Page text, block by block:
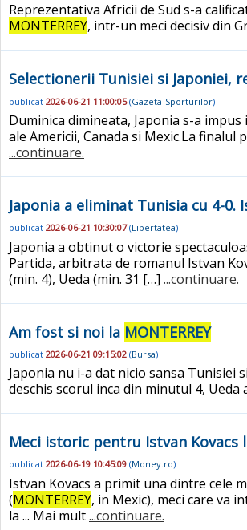
Reprezentativa Africii de Sud s-a
MONTERREY, intr-un meci decisiv din
Selectionerii Tunisiei si Japoniei,
publicat 2026-06-21 11:00:05(Gazeta-Sporturilor)
Duminica dimineata, Japonia s-a
ale Americii, Canada si Mexic.La finalul
...continuare.
Japonia a eliminat Tunisia cu 4-0.
publicat 2026-06-21 10:30:07(Libertatea)
Japonia a obtinut o victorie
Partida, arbitrata de romanul Istvan
(min. 4), Ueda (min. 31 […] ...continuare.
Am fost si noi la MONTERREY
publicat 2026-06-21 09:15:02 (Bursa)
Japonia nu i-a dat nicio sansa Tunisiei
deschis scorul inca din minutul 4,
Meci istoric pentru Istvan Kovacs
publicat 2026-06-19 10:45:09 (Money.ro)
Istvan Kovacs a primit una dintre cele
(MONTERREY, in Mexic), meci care va
la ... Mai mult...continuare.